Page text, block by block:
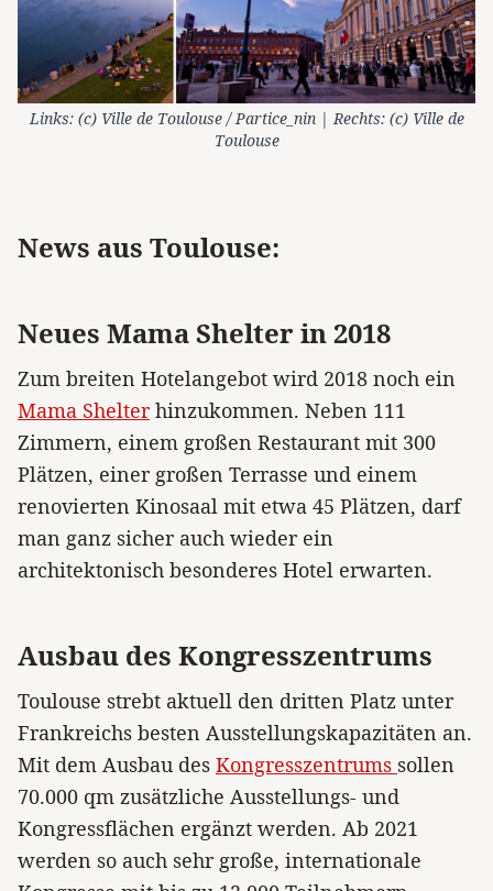
Links: (c) Ville de Toulouse / Partice_nin | Rechts: (c) Ville de
Toulouse
News aus Toulouse:
Neues Mama Shelter in 2018
Zum breiten Hotelangebot wird 2018 noch ein
Mama Shelterhinzukommen. Neben 111
Zimmern, einem großen Restaurant mit 300
Plätzen, einer großen Terrasse und einem
renovierten Kinosaal mit etwa 45 Plätzen, darf
man ganz sicher auch wieder ein
architektonisch besonderes Hotel erwarten.
Ausbau des Kongresszentrums
Toulouse strebt aktuell den dritten Platz unter
Frankreichs besten Ausstellungskapazitäten an.
Mit dem Ausbau des Kongresszentrums sollen
70.000 qm zusätzliche Ausstellungs- und
Kongressflächen ergänzt werden. Ab 2021
werden so auch sehr große, internationale